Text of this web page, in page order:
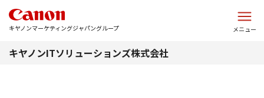
キヤノンマーケティングジャパングループ メニュー
キヤノンITソリューションズ株式会社